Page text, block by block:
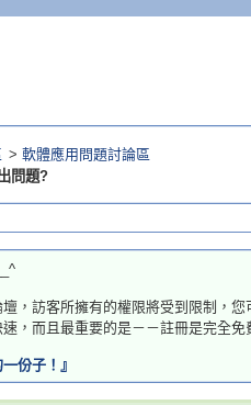
>軟體應用問題討論區
問題?
，訪客所擁有的權限將受到限制，
，而且最重要的是－－註冊是完全免
份子！』